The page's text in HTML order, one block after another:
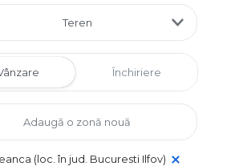
Teren
Închiriere
(loc. în jud. Bucuresti Ilfov)